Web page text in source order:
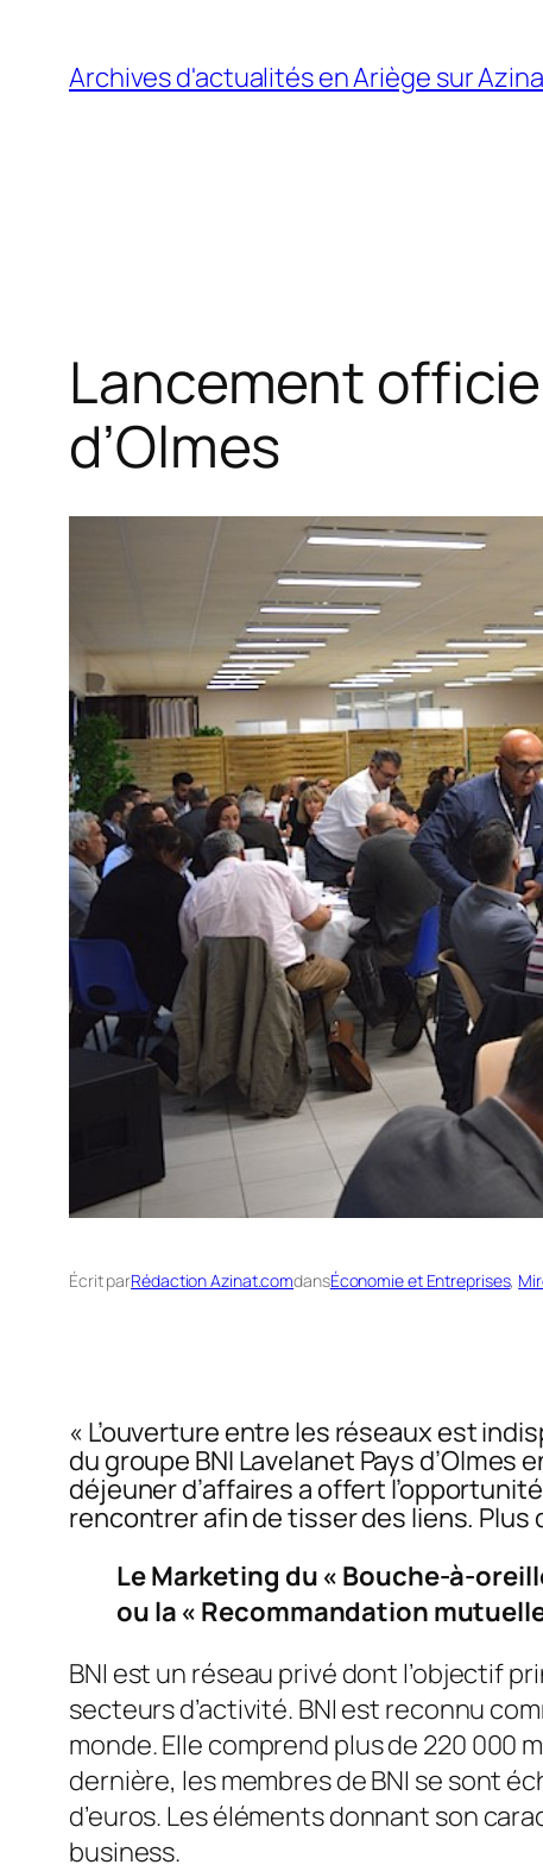
contenu
Archives d'actualités en Ariège sur
Lancement
d’Olmes
Écrit parRédaction Azinat.comdansÉconomie et Entreprises,
« L’ouverture entre les réseaux est
du groupe BNI Lavelanet Pays
déjeuner d’affaires a offert
rencontrer afin de tisser des liens. Plus
Le Marketing du « Bouche-à-
ou la « Recommandation
BNI est un réseau privé dont l’objectif
secteurs d’activité. BNI est reconnu
monde. Elle comprend plus de 220 000
dernière, les membres de BNI se sont
d’euros. Les éléments donnant son
business.